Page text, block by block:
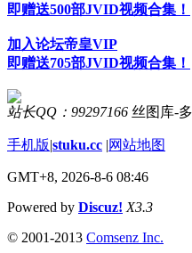
即赠送500部JVID视频合集！
加入论坛帝皇VIP
即赠送705部JVID视频合集！
站长QQ：99297166 丝图库-
手机版|stuku.cc |网站地图
GMT+8, 2026-8-6 08:46
Powered by Discuz! X3.3
© 2001-2013 Comsenz Inc.